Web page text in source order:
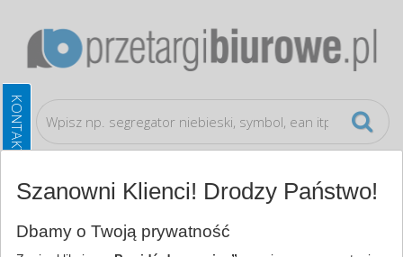
Artykuły higieniczne i dozowniki
sprzątania
Szanowni Klienci! Drodzy Państwo!
Dbamy o Twoją prywatność